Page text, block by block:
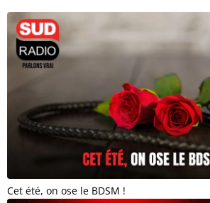
Cet été, on ose le BDSM !